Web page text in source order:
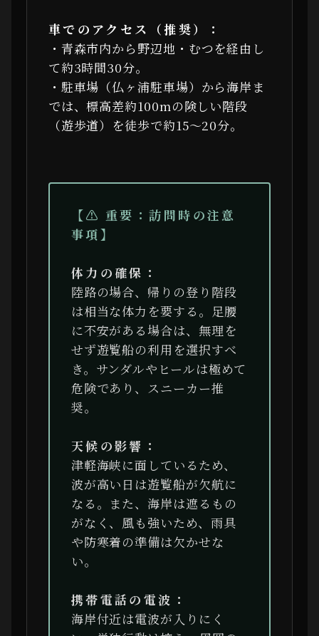
車でのアクセス（推奨）：
・青森市内から野辺地・むつを経由し
て約3時間30分。
・駐車場（仏ヶ浦駐車場）から海岸ま
では、標高差約100mの険しい階段
（遊歩道）を徒歩で約15〜20分。
【⚠ 重要：訪問時の注意
事項】
体力の確保：
陸路の場合、帰りの登り階段
は相当な体力を要する。足腰
に不安がある場合は、無理を
せず遊覧船の利用を選択すべ
き。サンダルやヒールは極めて
危険であり、スニーカー推
奨。
天候の影響：
津軽海峡に面しているため、
波が高い日は遊覧船が欠航に
なる。また、海岸は遮るもの
がなく、風も強いため、雨具
や防寒着の準備は欠かせな
い。
携帯電話の電波：
海岸付近は電波が入りにく